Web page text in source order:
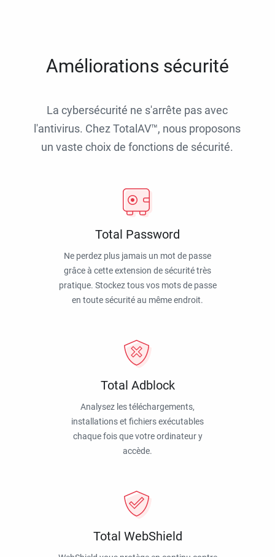
Améliorations sécurité
La cybersécurité ne s'arrête pas avec
l'antivirus. Chez TotalAV™, nous proposons
un vaste choix de fonctions de sécurité.
Total Password
Ne perdez plus jamais un mot de passe
grâce à cette extension de sécurité très
pratique. Stockez tous vos mots de passe
en toute sécurité au même endroit.
Total Adblock
Analysez les téléchargements,
installations et fichiers exécutables
chaque fois que votre ordinateur y
accède.
Total WebShield